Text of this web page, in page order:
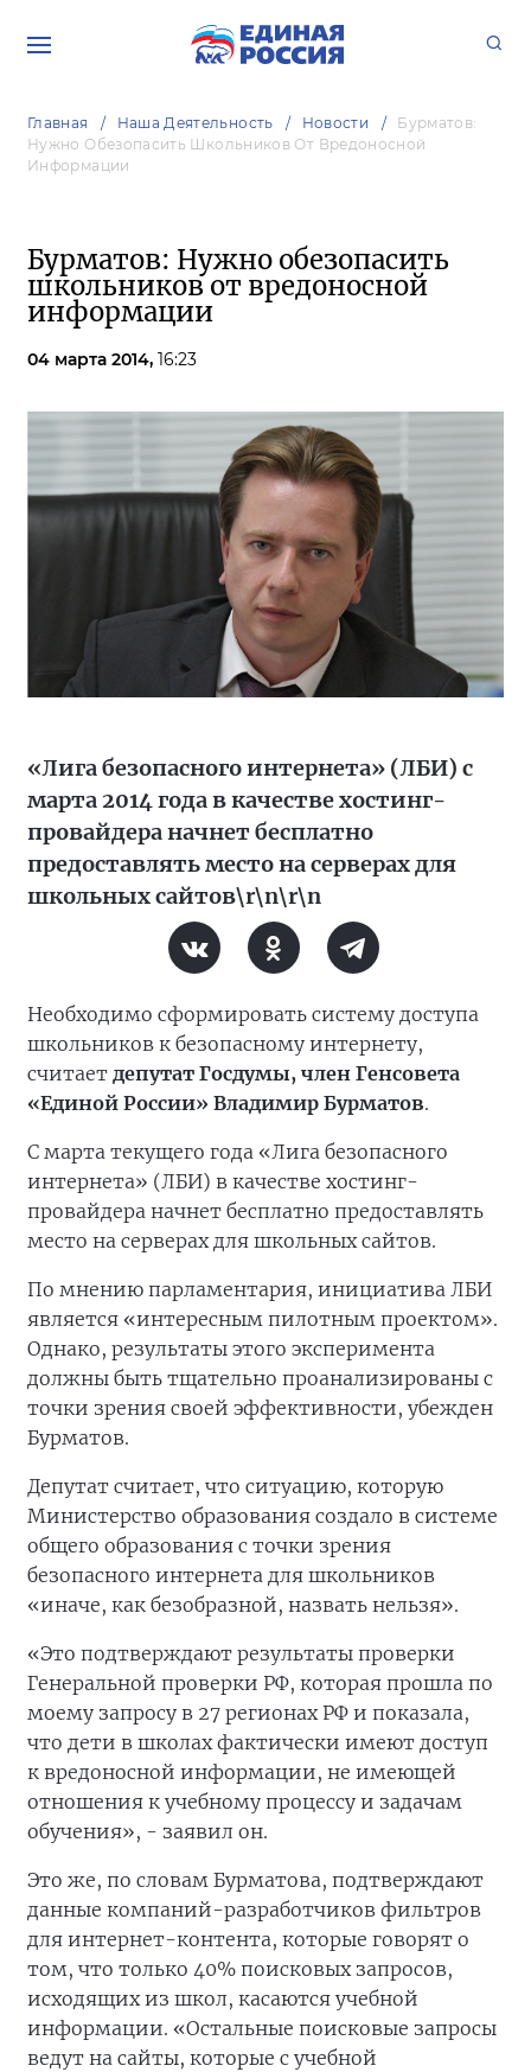
Главная Наша Деятельность Новости
Бурматов:
Нужно Обезопасить Школьников От Вредоносной
Информации
Бурматов: Нужно обезопасить
школьников от вредоносной
информации
04 марта 2014, 16:23
«Лига безопасного интернета» (ЛБИ) с
марта 2014 года в качестве хостинг-
провайдера начнет бесплатно
предоставлять место на серверах для
школьных сайтов\r\n\r\n
Необходимо сформировать систему доступа
школьников к безопасному интернету,
считает депутат Госдумы, член Генсовета
«Единой России» Владимир Бурматов.
С марта текущего года «Лига безопасного
интернета» (ЛБИ) в качестве хостинг-
провайдера начнет бесплатно предоставлять
место на серверах для школьных сайтов.
По мнению парламентария, инициатива ЛБИ
является «интересным пилотным проектом».
Однако, результаты этого эксперимента
должны быть тщательно проанализированы с
точки зрения своей эффективности, убежден
Бурматов.
Депутат считает, что ситуацию, которую
Министерство образования создало в системе
общего образования с точки зрения
безопасного интернета для школьников
«иначе, как безобразной, назвать нельзя».
«Это подтверждают результаты проверки
Генеральной проверки РФ, которая прошла по
моему запросу в 27 регионах РФ и показала,
что дети в школах фактически имеют доступ
к вредоносной информации, не имеющей
отношения к учебному процессу и задачам
обучения», - заявил он.
Это же, по словам Бурматова, подтверждают
данные компаний-разработчиков фильтров
для интернет-контента, которые говорят о
том, что только 40% поисковых запросов,
исходящих из школ, касаются учебной
информации. «Остальные поисковые запросы
ведут на сайты, которые с учебной